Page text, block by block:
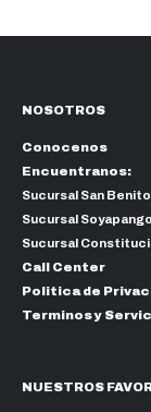
NOSOTROS
Conocenos
Encuentranos:
Sucursal San Benito
Sucursal Soyapango
Sucursal
Call Center
Politica de
Terminos y
NUESTROS